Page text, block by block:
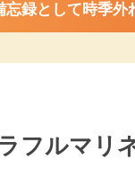
忘録として時季
フルマリ